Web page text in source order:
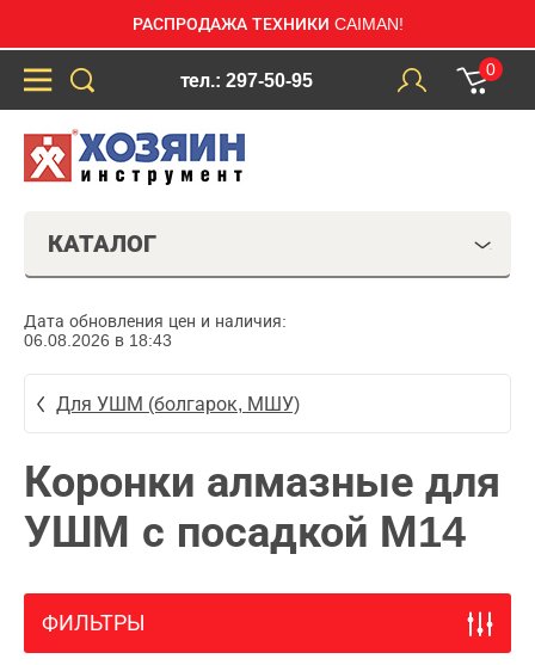
РАСПРОДАЖА ТЕХНИКИ CAIMAN!
тел.: 297-50-95
0
КАТАЛОГ
Дата обновления цен и наличия:
06.08.2026 в 18:43
Для УШМ (болгарок, МШУ)
Коронки алмазные для
УШМ с посадкой М14
ФИЛЬТРЫ